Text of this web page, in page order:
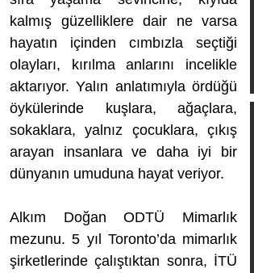
kalmış güzelliklere dair ne varsa
hayatın içinden cımbızla seçtiği
olayları, kırılma anlarını incelikle
aktarıyor. Yalın anlatımıyla ördüğü
öykülerinde kuşlara, ağaçlara,
sokaklara, yalnız çocuklara, çıkış
arayan insanlara ve daha iyi bir
dünyanın umuduna hayat veriyor.
Alkım Doğan ODTÜ Mimarlık
mezunu. 5 yıl Toronto’da mimarlık
şirketlerinde çalıştıktan sonra, İTÜ